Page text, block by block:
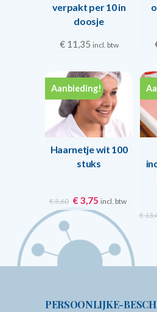
verpakt per 10 in
doosje
€11,35 incl. btw
Aanbieding!
Haarnetje wit 100
stuks
€5,60 Oorspronkelijke
prijs
€ 5,60.
€ 3,75Huidige
prijs
€ 3,75.
incl. btw
€
PERSOONLIJKE-